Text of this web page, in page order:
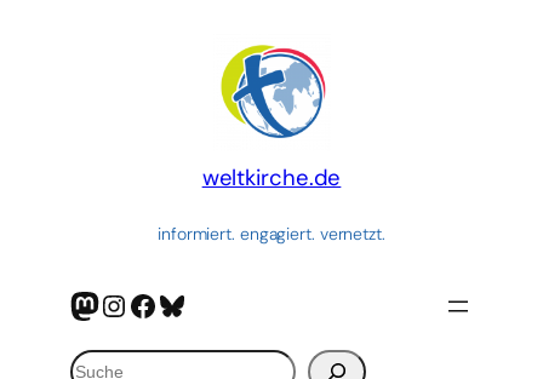
weltkirche.de
informiert. engagiert. vernetzt.
Mastodon
Instagram
Facebook
Bluesky
Suchen